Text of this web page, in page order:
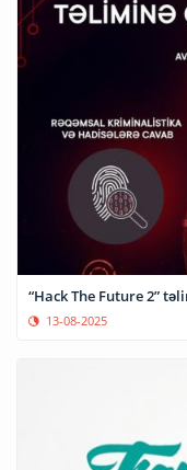
“Hack The Future 2”
13-08-2025